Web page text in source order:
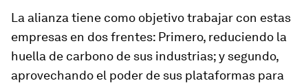
La alianza tiene como objetivo trabajar con estas
empresas en dos frentes: Primero, reduciendo la
huella de carbono de sus industrias; y segundo,
aprovechando el poder de sus plataformas para